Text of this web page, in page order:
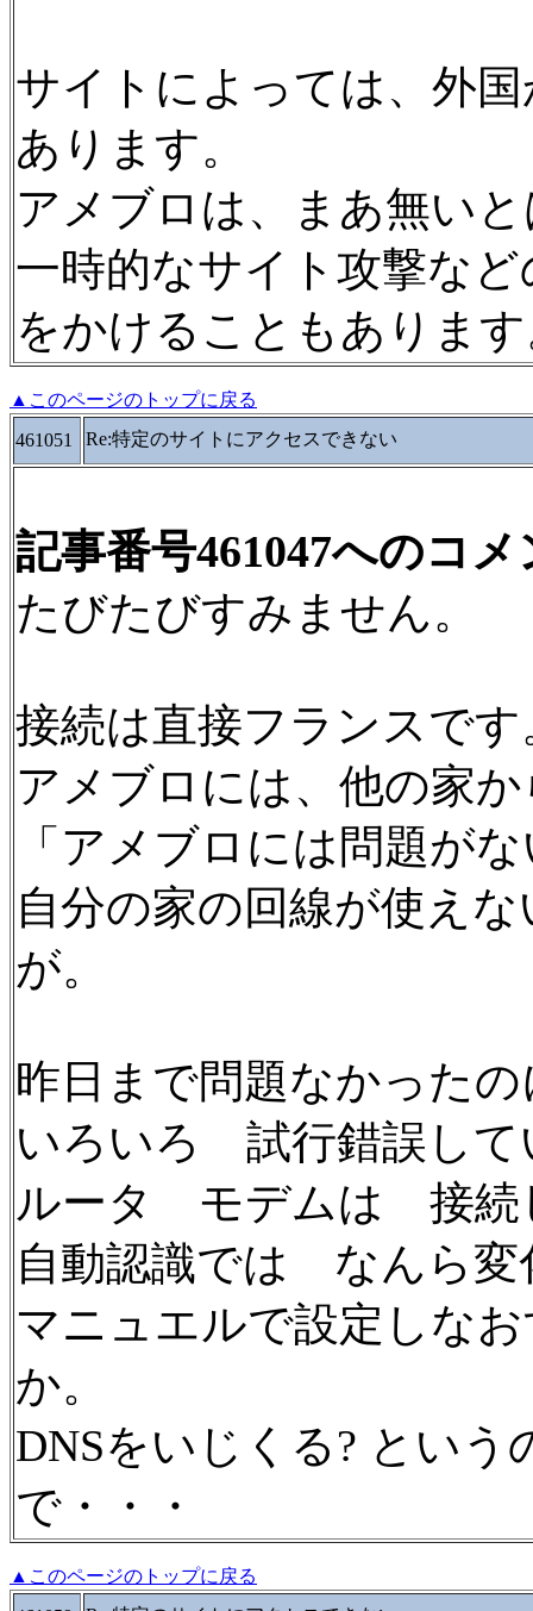
サイトによっては、外
あります。
アメブロは、まあ無い
一時的なサイト攻撃な
をかけることもありま
▲このページのトップに戻る
461051
Re:特定のサイトにアクセスできない
記事番号461047へのコメ
たびたびすみません。
接続は直接フランスです
アメブロには、他の家
「アメブロには問題が
自分の家の回線が使え
が。
昨日まで問題なかった
いろいろ 試行錯誤して
ルータ モデムは 接続
自動認識では なんら変
マニュエルで設定しな
か。
DNSをいじくる? とい
で・・・
▲このページのトップに戻る